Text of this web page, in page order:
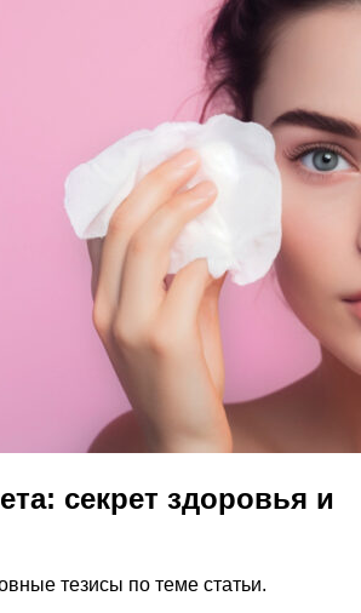
секрет здоровья и
тезисы по теме статьи.